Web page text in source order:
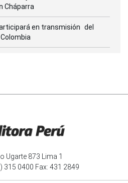
Cháparra
en transmisión del
Ugarte 873 Lima 1
315 0400 Fax: 431 2849